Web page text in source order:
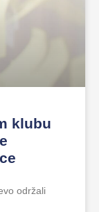
klubu
održali